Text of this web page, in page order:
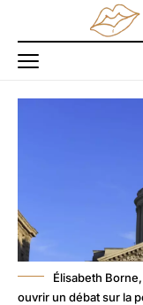
Élisabeth
ouvrir un débat sur la